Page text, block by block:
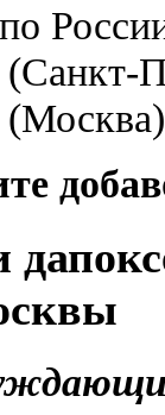
по
(Санкт-
(Москва)